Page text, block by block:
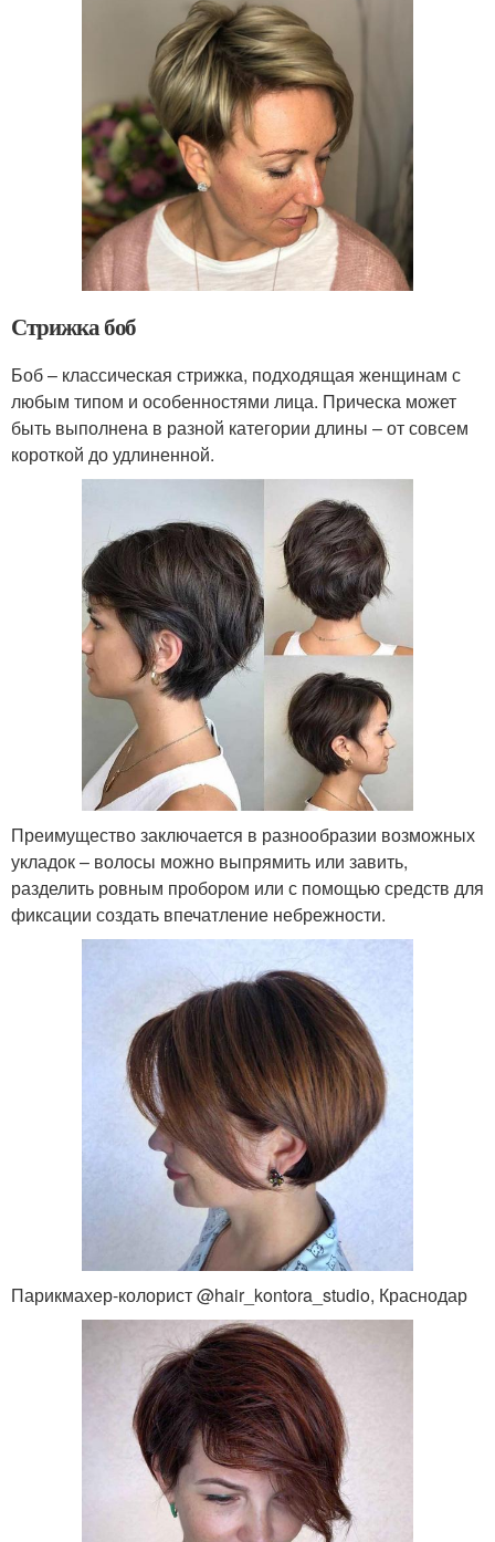
Стрижка боб
Боб – классическая стрижка, подходящая женщинам с
любым типом и особенностями лица. Прическа может
быть выполнена в разной категории длины – от совсем
короткой до удлиненной.
Преимущество заключается в разнообразии возможных
укладок – волосы можно выпрямить или завить,
разделить ровным пробором или с помощью средств для
фиксации создать впечатление небрежности.
Парикмахер-колорист @hair_kontora_studio, Краснодар